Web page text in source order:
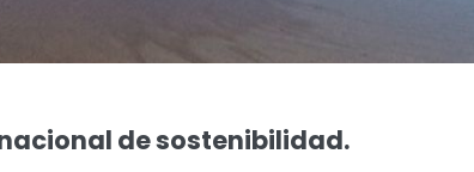
de sostenibilidad.